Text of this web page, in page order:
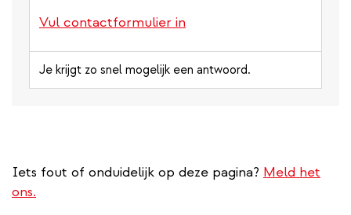
Vul contactformulier in
Je krijgt zo snel mogelijk een antwoord.
Iets fout of onduidelijk op deze pagina? Meld het
ons.